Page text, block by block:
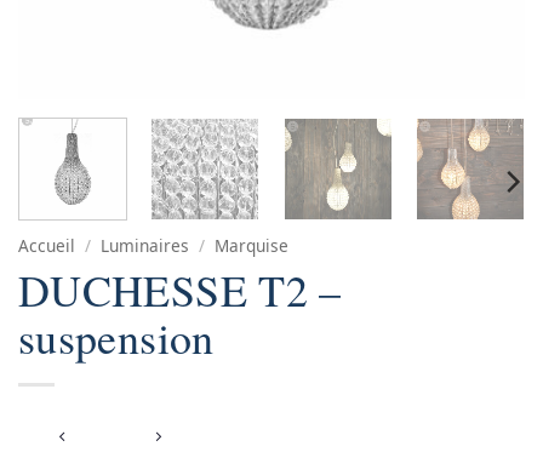
Accueil / Luminaires / Marquise
DUCHESSE T2 –
suspension